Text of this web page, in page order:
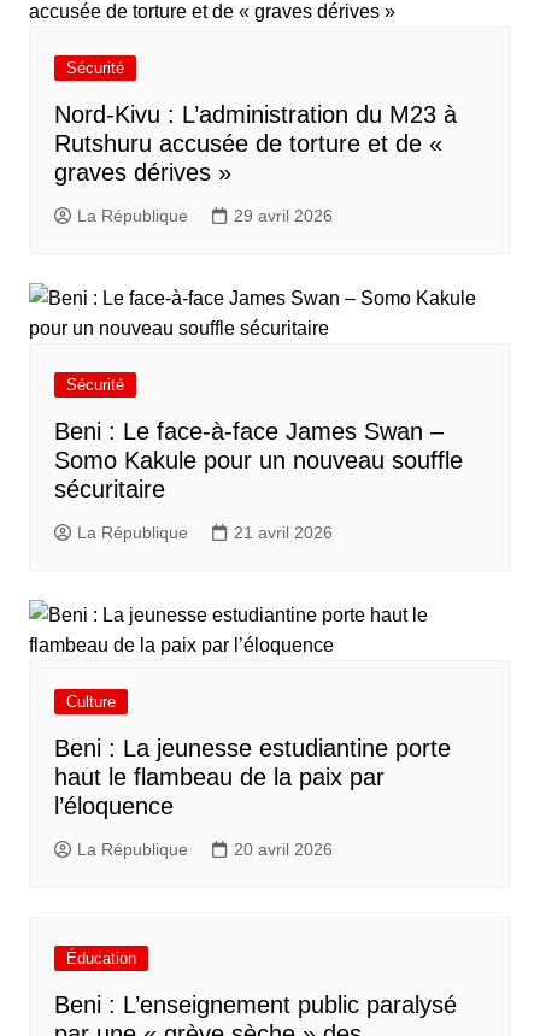
Sécurité
Nord-Kivu : L’administration du M23 à
Rutshuru accusée de torture et de «
graves dérives »
La République 29 avril 2026
Sécurité
Beni : Le face-à-face James Swan –
Somo Kakule pour un nouveau souffle
sécuritaire
La République 21 avril 2026
Culture
Beni : La jeunesse estudiantine porte
haut le flambeau de la paix par
l’éloquence
La République 20 avril 2026
Éducation
Beni : L’enseignement public paralysé